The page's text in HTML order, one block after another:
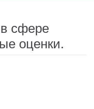
сфере
оценки.